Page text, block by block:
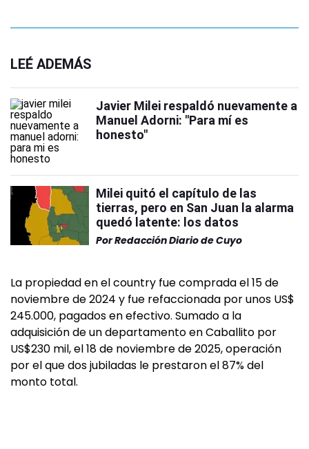
LEÉ ADEMÁS
Javier Milei respaldó nuevamente a
Manuel Adorni: "Para mí es
honesto"
Milei quitó el capítulo de las
tierras, pero en San Juan la alarma
quedó latente: los datos
PorRedacción Diario de Cuyo
La propiedad en el country fue comprada el 15 de
noviembre de 2024 y fue refaccionada por unos US$
245.000, pagados en efectivo. Sumado a la
adquisición de un departamento en Caballito por
US$230 mil, el 18 de noviembre de 2025, operación
por el que dos jubiladas le prestaron el 87% del
monto total.